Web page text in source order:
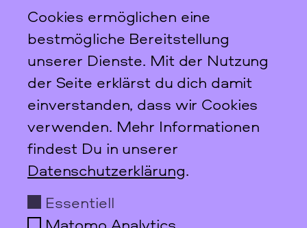
Newsletter
Scharnweberstraße 31
10247 Berlin
+49 30 95 61 26 78
info@ffbiz.de
Öffnungszeiten
Do + Fr
10–17 Uhr
Cookies ermöglichen eine
bestmögliche Bereitstellung
unserer Dienste. Mit der Nutzung
der Seite erklärst du dich damit
einverstanden, dass wir Cookies
verwenden. Mehr Informationen
findest Du in unserer
Datenschutzerklärung.
Essentiell